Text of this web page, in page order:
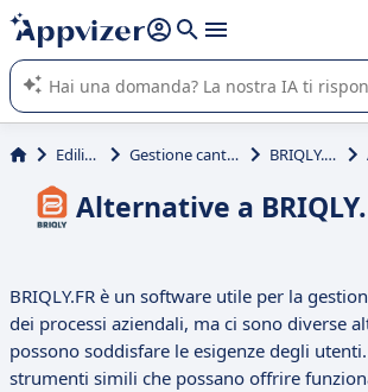
righe con
shift + enter
L'IA di Appvizer vi guida nell'utilizzo o nella scelta
software SaaS per la vostra azienda.
Edilizia Gestione cantieri BRIQLY.FR
Alternative a
BRIQLY.FR è un software utile per la
dei processi aziendali, ma ci sono diverse
possono soddisfare le esigenze degli
strumenti simili che possano offrire